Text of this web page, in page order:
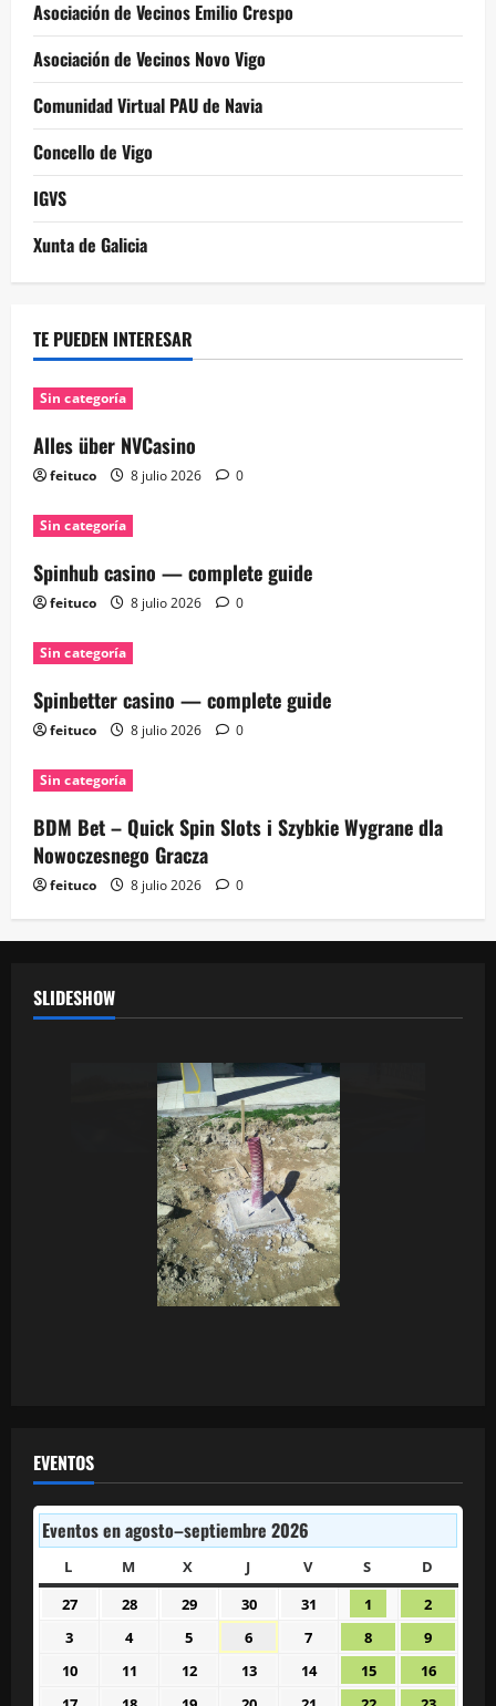
Asociación de Vecinos Emilio Crespo
Asociación de Vecinos Novo Vigo
Comunidad Virtual PAU de Navia
Concello de Vigo
IGVS
Xunta de Galicia
TE PUEDEN INTERESAR
Sin categoría
Alles über NVCasino
feituco 8 julio 2026 0
Sin categoría
Spinhub casino — complete guide
feituco 8 julio 2026 0
Sin categoría
Spinbetter casino — complete guide
feituco 8 julio 2026 0
Sin categoría
BDM Bet – Quick Spin Slots i Szybkie Wygrane dla
Nowoczesnego Gracza
feituco 8 julio 2026 0
SLIDESHOW
EVENTOS
Eventos en agosto–septiembre 2026
L LUNESM MARTES
X MIÉRCOLES
J JUEVESVVIERNES
S SÁBADO
D
27
28 29
julio
2026
30
julio
2026
31
julio
2026
1
agosto
2026
2
agosto
2026
3
2026
4
2026
5
agosto
2026
6
agosto
2026
7
agosto
2026
8
agosto
2026
9
agosto
2026
10 11 12 13 14
agosto
15
agosto
16
agosto